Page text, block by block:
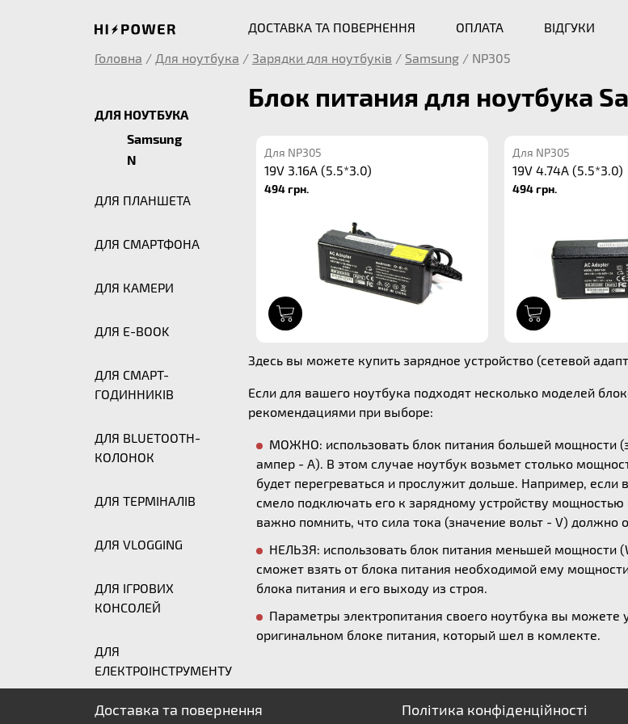
ДОСТАВКА ТА ПОВЕРНЕННЯ ОПЛАТА ВІДГУКИ
Головна / Для ноутбука / Зарядки для ноутбуків / Samsung / NP305
ДЛЯ НОУТБУКА
Samsung
N
ДЛЯ ПЛАНШЕТА
ДЛЯ СМАРТФОНА
ДЛЯ КАМЕРИ
ДЛЯ E-BOOK
ДЛЯ СМАРТ-
ГОДИННИКІВ
ДЛЯ BLUETOOTH-
КОЛОНОК
ДЛЯ ТЕРМІНАЛІВ
ДЛЯ VLOGGING
ДЛЯ ІГРОВИХ
КОНСОЛЕЙ
ДЛЯ
ЕЛЕКТРОІНСТРУМЕНТУ
Блок питания для ноутбука
Для NP305
19V 3.16A (5.5*3.0)
494 грн.
Для NP305
19V 4.74A (5.5*3.0)
494 грн.
Здесь вы можете купить зарядное устройство (сетевой
Если для вашего ноутбука подходят несколько моделей
рекомендациями при выборе:
МОЖНО: использовать блок питания большей мощности
ампер - А). В этом случае ноутбук возьмет столько
будет перегреваться и прослужит дольше. Например,
смело подключать его к зарядному устройству
важно помнить, что сила тока (значение вольт - V)
НЕЛЬЗЯ: использовать блок питания меньшей мощности
сможет взять от блока питания необходимой ему
блока питания и его выходу из строя.
Параметры электропитания своего ноутбука вы можете
оригинальном блоке питания, который шел в комлекте.
Доставка та повернення Політика конфіденційності